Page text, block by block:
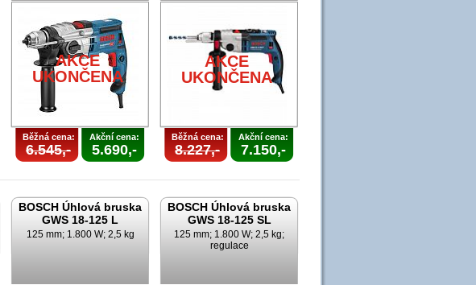
AKCE
UKONČENA
Běžná cena:
6.545,-
Akční cena:
5.690,-
AKCE
UKONČENA
Běžná cena:
8.227,-
Akční cena:
7.150,-
BOSCH Úhlová bruska
GWS 18-125 L
125 mm; 1.800 W; 2,5 kg
BOSCH Úhlová bruska
GWS 18-125 SL
125 mm; 1.800 W; 2,5 kg;
regulace